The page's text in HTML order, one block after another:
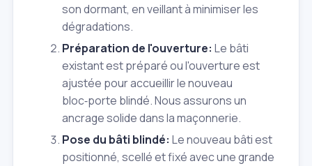
son dormant, en veillant à minimiser les
dégradations.
Préparation de l'ouverture: Le bâti
existant est préparé ou l'ouverture est
ajustée pour accueillir le nouveau
bloc‑porte blindé. Nous assurons un
ancrage solide dans la maçonnerie.
Pose du bâti blindé: Le nouveau bâti est
positionné, scellé et fixé avec une grande